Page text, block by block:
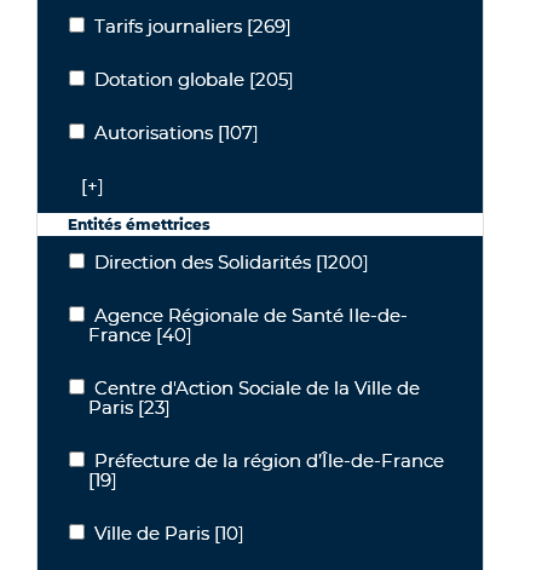
Tarifs journaliers
Tarifs journaliers [269]
Dotation globale
Dotation globale [205]
Autorisations
Autorisations [107]
[+]
Entités émettrices
Direction des Solidarités
Direction des Solidarités [1200]
Agence Régionale de Santé Ile-de-France
Agence Régionale de Santé Ile-de-
France [40]
Centre d'Action Sociale de la Ville de Paris
Centre d'Action Sociale de la Ville de
Paris [23]
Préfecture de la région d’Île-de-France
Préfecture de la région d’Île-de-France
[19]
Ville de Paris
Ville de Paris [10]